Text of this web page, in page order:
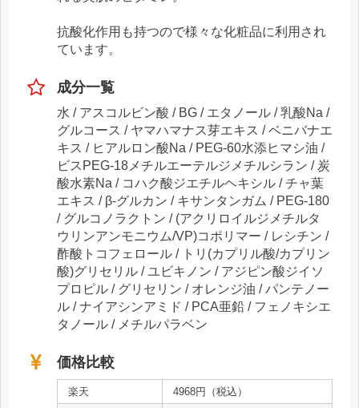
抗酸化作用も持つので様々な化粧品に利用され
ています。
成分一覧
水 / アスコルビン酸 / BG / エタノール / 乳酸Na /
グルコース / ヤマハマナス芽エキス / ベニバナエ
キス / ヒアルロン酸Na / PEG-60水添ヒマシ油 /
ビスPEG-18メチルエーテルジメチルシラン / 炭
酸水素Na / コハク酸ジエチルヘキシル / チャ葉
エキス / β-グルカン / キサンタンガム / PEG-180
/ グルコノラクトン / (アクリロイルジメチルタ
ウリンアンモニウム/VP)コポリマー / レシチン /
酢酸トコフェロール / トリ(カプリル酸/カプリン
酸)グリセリル / ユビキノン / アジピン酸ジイソ
プロピル / グリセリン / オレンジ油 / パンテノー
ル / ナイアシンアミド / PCA亜鉛 / フェノキシエ
タノール / メチルパラベン
価格比較
楽天
4968円（税込）